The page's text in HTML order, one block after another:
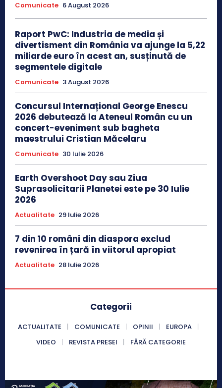
Comunicate 6 August 2026
Raport PwC: Industria de media și
divertisment din România va ajunge la 5,22
miliarde euro în acest an, susținută de
segmentele digitale
Comunicate 3 August 2026
Concursul Internațional George Enescu
2026 debutează la Ateneul Român cu un
concert-eveniment sub bagheta
maestrului Cristian Măcelaru
Comunicate 30 Iulie 2026
Earth Overshoot Day sau Ziua
Suprasolicitarii Planetei este pe 30 Iulie
2026
Actualitate 29 Iulie 2026
7 din 10 români din diaspora exclud
revenirea în țară în viitorul apropiat
Actualitate 28 Iulie 2026
Categorii
ACTUALITATE COMUNICATE OPINII
EUROPA
VIDEO
REVISTA PRESEI FĂRĂ CATEGORIE